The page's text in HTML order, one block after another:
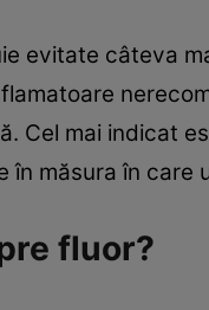
evitate câteva
Cel mai indicat
în măsura în
fluor?